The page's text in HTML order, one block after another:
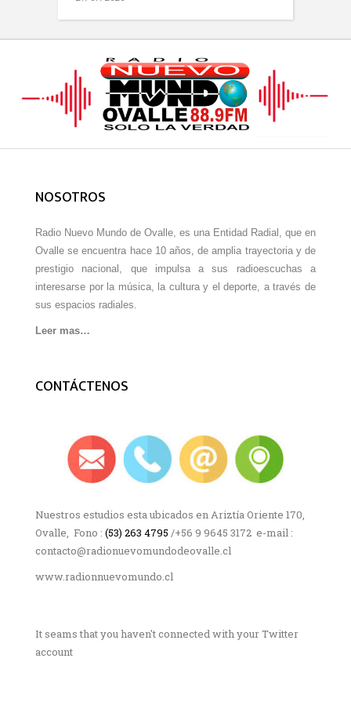
NOSOTROS
Radio Nuevo Mundo de Ovalle, es una Entidad Radial, que en
Ovalle se encuentra hace 10 años, de amplia trayectoria y de
prestigio nacional, que impulsa a sus radioescuchas a
interesarse por la música, la cultura y el deporte, a través de
sus espacios radiales.
Leer mas…
CONTÁCTENOS
Nuestros estudios esta ubicados en Ariztía Oriente 170,
Ovalle, Fono : (53) 263 4795 /+56 9 9645 3172 e-mail :
contacto@radionuevomundodeovalle.cl
www.radionnuevomundo.cl
It seams that you haven't connected with your Twitter
account